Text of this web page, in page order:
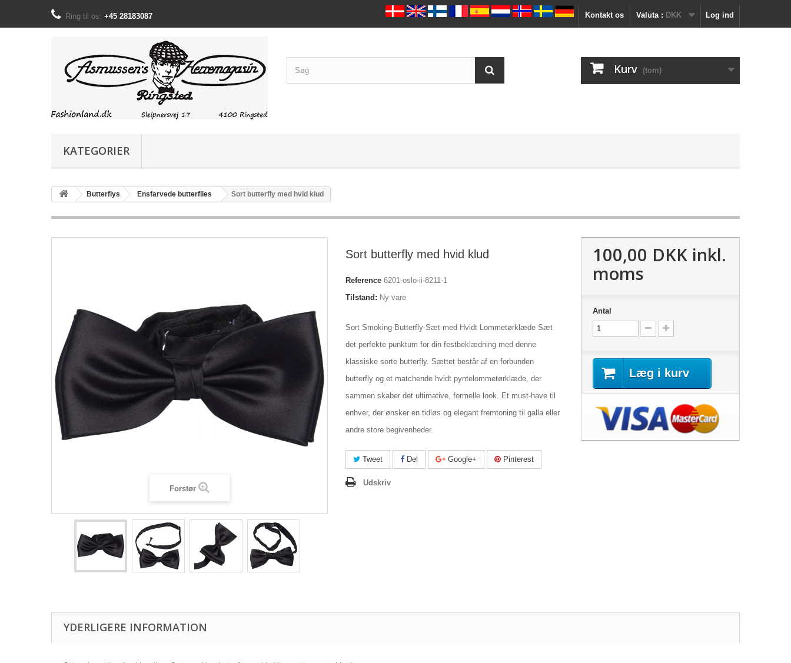
Log ind
Valuta : DKK
Kontakt os
Ring til os: +45 28183087
Kurv (tom)
KATEGORIER
Butterflys Ensfarvede butterflies Sort butterfly med hvid klud
Forstør
Sort butterfly med hvid klud
Reference 6201-oslo-ii-8211-1
Tilstand: Ny vare
Sort Smoking-Butterfly-Sæt med Hvidt Lommetørklæde Sæt
det perfekte punktum for din festbeklædning med denne
klassiske sorte butterfly. Sættet består af en forbunden
butterfly og et matchende hvidt pyntelommetørklæde, der
sammen skaber det ultimative, formelle look. Et must-have til
enhver, der ønsker en tidløs og elegant fremtoning til galla eller
andre store begivenheder.
Tweet Del Google+ Pinterest
Udskriv
100,00 DKKinkl.
moms
Antal
Læg i kurv
YDERLIGERE INFORMATION